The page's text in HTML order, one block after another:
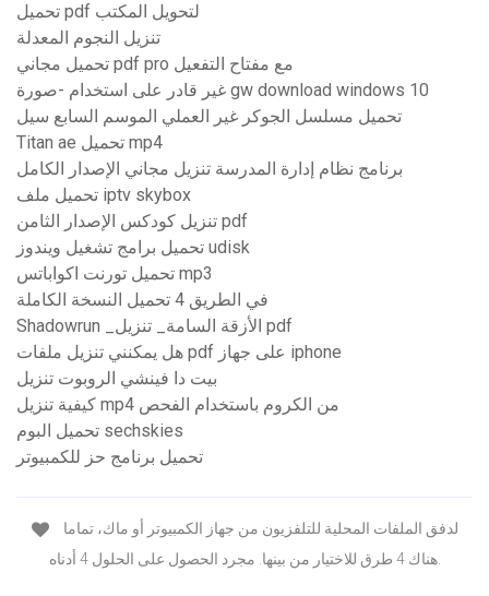
تحميل pdf لتحويل المكتب
تنزيل النجوم المعدلة
تحميل مجاني pdf pro مع مفتاح التفعيل
غير قادر على استخدام -صورة gw download windows 10
تحميل مسلسل الجوكر غير العملي الموسم السابع سيل
Titan ae تحميل mp4
برنامج نظام إدارة المدرسة تنزيل مجاني الإصدار الكامل
تحميل ملف iptv skybox
تنزيل كودكس الإصدار الثامن pdf
تحميل برامج تشغيل ويندوز udisk
تحميل تورنت اكواباتس mp3
في الطريق 4 تحميل النسخة الكاملة
Shadowrun _الأزقة السامة_ تنزيل pdf
هل يمكنني تنزيل ملفات pdf على جهاز iphone
بيت دا فينشي الروبوت تنزيل
كيفية تنزيل mp4 من الكروم باستخدام الفحص
تحميل البوم sechskies
تحميل برنامج حز للكمبيوتر
هناك 4 طرق للاختيار من بينها. مجرد الحصول على الحلول 4 أدناه.